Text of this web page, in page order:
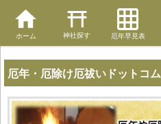
ホーム 神社探す 厄年早見表
厄年・厄除け厄祓いドットコム